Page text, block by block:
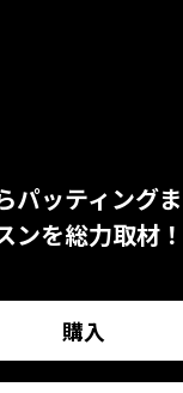
パッティング
ンを総力取材！
購入